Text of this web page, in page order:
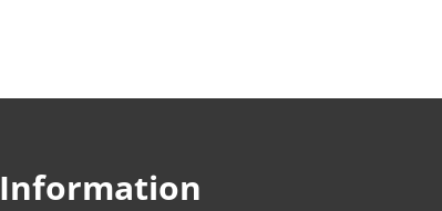
Information